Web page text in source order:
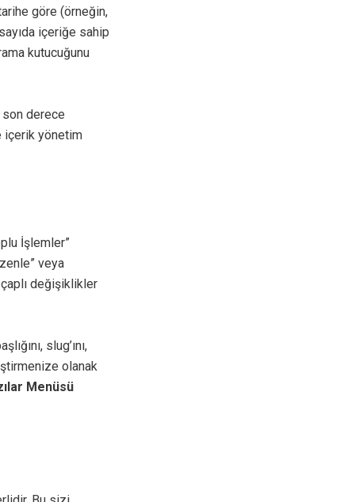
göre (örneğin,
içeriğe sahip
kutucuğunu
son derece
içerik yönetim
İşlemler”
veya
değişiklikler
slug’ını,
olanak
Menüsü